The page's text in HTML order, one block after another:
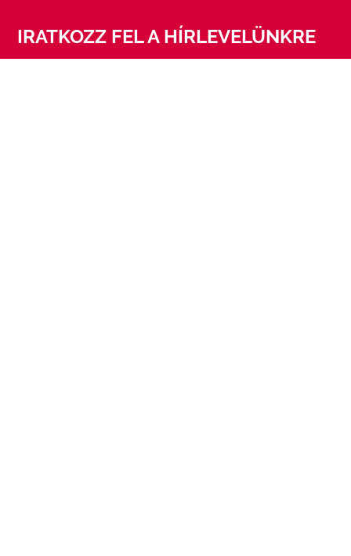
IRATKOZZ FEL A HÍRLEVELÜNKRE